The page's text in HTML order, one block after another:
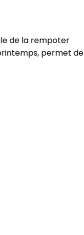
de la rempoter
permet de